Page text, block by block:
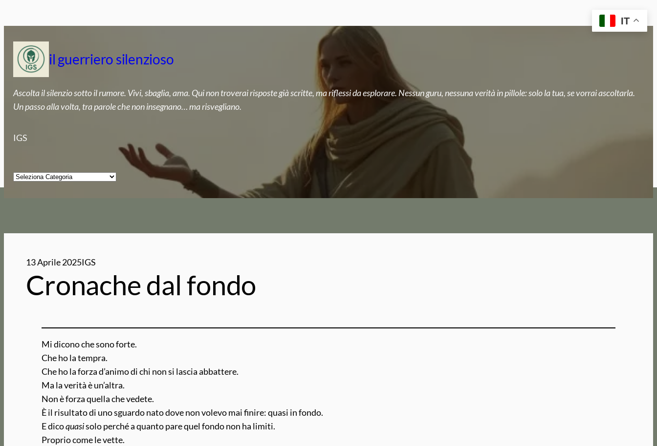
al
il guerriero silenzioso
Ascolta il silenzio sotto il rumore. Vivi, sbaglia, ama. Qui non troverai risposte già scritte, ma riflessi da esplorare. Nessun guru, nessuna verità in pillole: solo la tua, se vorrai ascoltarla.
Un passo alla volta, tra parole che non insegnano… ma risvegliano.
IGS
Categorie
13 Aprile 2025IGS
Cronache dal fondo
Mi dicono che sono forte.
Che ho la tempra.
Che ho la forza d’animo di chi non si lascia abbattere.
Ma la verità è un’altra.
Non è forza quella che vedete.
È il risultato di uno sguardo nato dove non volevo mai finire: quasi in fondo.
E dicoquasisolo perché a quanto pare quel fondo non ha limiti.
Proprio come le vette.
IT